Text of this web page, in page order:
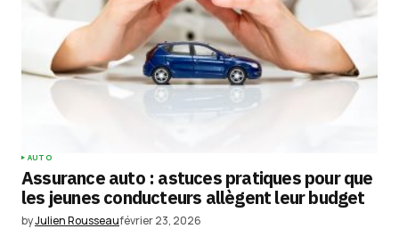
AUTO
Assurance auto : astuces pratiques pour que
les jeunes conducteurs allègent leur budget
byJulien Rousseaufévrier 23, 2026